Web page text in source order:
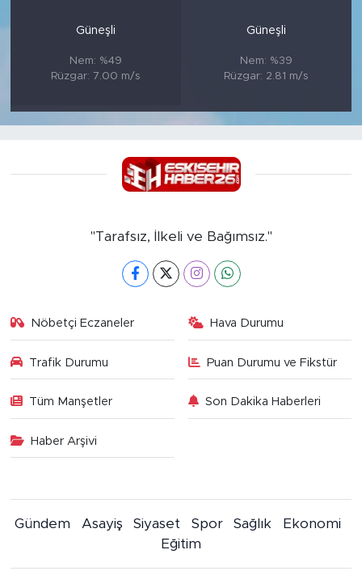
Güneşli
Nem: %49
Rüzgar: 7.00 m/s
Güneşli
Nem: %39
Rüzgar: 2.81 m/s
"Tarafsız, İlkeli ve Bağımsız."
Nöbetçi Eczaneler Hava Durumu
Trafik Durumu Puan Durumu ve Fikstür
Tüm Manşetler Son Dakika Haberleri
Haber Arşivi
Gündem Asayiş Siyaset Spor Sağlık
Ekonomi
Eğitim